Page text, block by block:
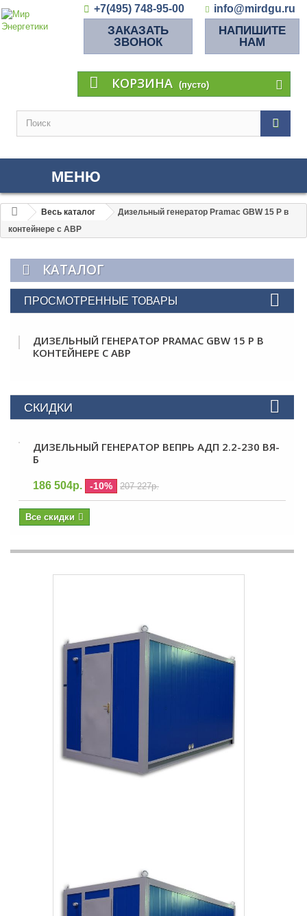
+7(495) 748-95-00 info@mirdgu.ru
ЗАКАЗАТЬ
ЗВОНОК
НАПИШИТЕ
НАМ
КОРЗИНА (пусто)
МЕНЮ
Весь каталог
Дизельный генератор Pramac GBW 15 P в
контейнере с АВР
КАТАЛОГ
ПРОСМОТРЕННЫЕ ТОВАРЫ
ДИЗЕЛЬНЫЙ ГЕНЕРАТОР PRAMAC GBW 15 P В
КОНТЕЙНЕРЕ С АВР
СКИДКИ
ДИЗЕЛЬНЫЙ ГЕНЕРАТОР ВЕПРЬ АДП 2.2-230 ВЯ-
Б
186 504р. -10% 207 227р.
Все скидки